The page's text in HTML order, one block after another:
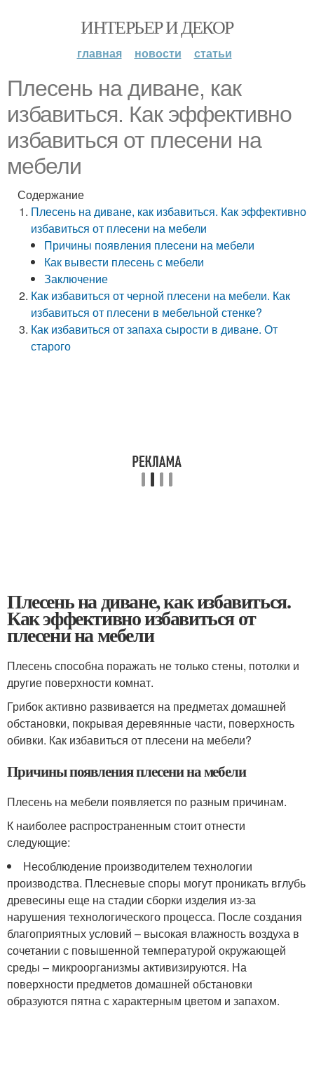
ИНТЕРЬЕР И ДЕКОР
главная новости статьи
Плесень на диване, как
избавиться. Как эффективно
избавиться от плесени на
мебели
Содержание
Плесень на диване, как избавиться. Как эффективно
избавиться от плесени на мебели
Причины появления плесени на мебели
Как вывести плесень с мебели
Заключение
Как избавиться от черной плесени на мебели. Как
избавиться от плесени в мебельной стенке?
Как избавиться от запаха сырости в диване. От
старого
Плесень на диване, как избавиться.
Как эффективно избавиться от
плесени на мебели
Плесень способна поражать не только стены, потолки и
другие поверхности комнат.
Грибок активно развивается на предметах домашней
обстановки, покрывая деревянные части, поверхность
обивки. Как избавиться от плесени на мебели?
Причины появления плесени на мебели
Плесень на мебели появляется по разным причинам.
К наиболее распространенным стоит отнести
следующие:
Несоблюдение производителем технологии
производства. Плесневые споры могут проникать вглубь
древесины еще на стадии сборки изделия из-за
нарушения технологического процесса. После создания
благоприятных условий – высокая влажность воздуха в
сочетании с повышенной температурой окружающей
среды – микроорганизмы активизируются. На
поверхности предметов домашней обстановки
образуются пятна с характерным цветом и запахом.